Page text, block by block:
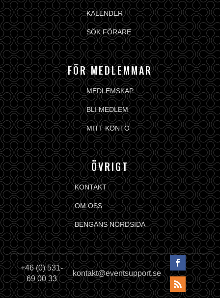
KALENDER
SÖK FÖRARE
FÖR MEDLEMMAR
MEDLEMSKAP
BLI MEDLEM
MITT KONTO
ÖVRIGT
KONTAKT
OM OSS
BENGANS NÖRDSIDA
+46 (0) 531-
69 00 33
kontakt@eventsupport.se